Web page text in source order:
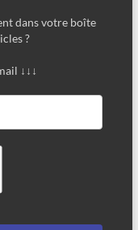
dans votre boîte
?
↓↓↓